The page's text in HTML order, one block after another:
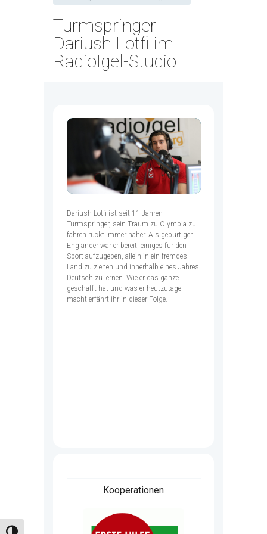
Turmspringer
Dariush Lotfi im
RadioIgel-Studio
Dariush Lotfi ist seit 11 Jahren
Turmspringer, sein Traum zu Olympia zu
fahren rückt immer näher. Als gebürtiger
Engländer war er bereit, einiges für den
Sport aufzugeben, allein in ein fremdes
Land zu ziehen und innerhalb eines Jahres
Deutsch zu lernen. Wie er das ganze
geschafft hat und was er heutzutage
macht erfährt ihr in dieser Folge.
Kooperationen